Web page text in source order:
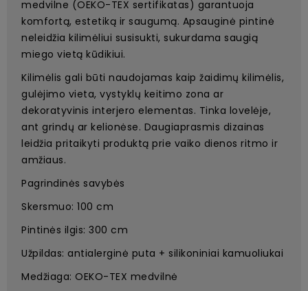
medvilne (OEKO-TEX sertifikatas) garantuoja
komfortą, estetiką ir saugumą. Apsauginė pintinė
neleidžia kilimėliui susisukti, sukurdama saugią
miego vietą kūdikiui.
Kilimėlis gali būti naudojamas kaip žaidimų kilimėlis,
gulėjimo vieta, vystyklų keitimo zona ar
dekoratyvinis interjero elementas. Tinka lovelėje,
ant grindų ar kelionėse. Daugiaprasmis dizainas
leidžia pritaikyti produktą prie vaiko dienos ritmo ir
amžiaus.
Pagrindinės savybės
Skersmuo: 100 cm
Pintinės ilgis: 300 cm
Užpildas: antialerginė puta + silikoniniai kamuoliukai
Medžiaga: OEKO-TEX medvilnė